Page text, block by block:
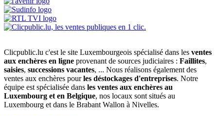
Clicpublic.lu c'est le site Luxembourgeois spécialisé dans les ventes
aux enchères en ligne provenant de sources judiciaires : Faillites,
saisies, successions vacantes, ... Nous réalisons également des
ventes aux enchères pourles déstockages d'entreprises. Notre
équipe est spécialisée dans les ventes aux enchères au
Luxembourg et en Belgique, nos locaux sont situés au
Luxembourg et dans le Brabant Wallon à Nivelles.